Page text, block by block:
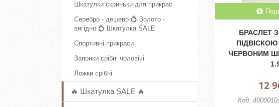
БРАСЛЕТ
ЧЕРВОНИМ
12
Шкатулки скриньки для прикрас
Серебро - дешево 💍 Золото -
вигідно 💍 Шкатулка SALE
Спортивні прикраси
Запонки срібні чоловічі
Ложки срібні
🔥 Шкатулка SALE 🔥